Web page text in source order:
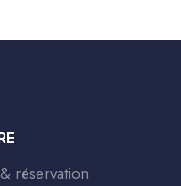
réservation